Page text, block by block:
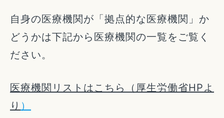
自身の医療機関が「拠点的な医療機関」か
どうかは下記から医療機関の一覧をご覧く
ださい。
医療機関リストはこちら（厚生労働省HPよ
り ）